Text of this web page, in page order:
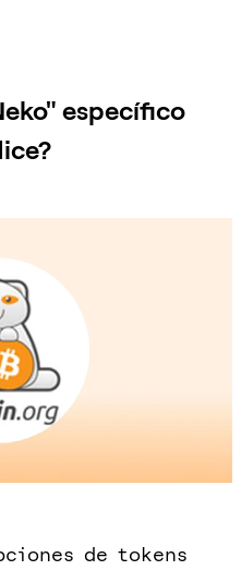
específico
de tokens